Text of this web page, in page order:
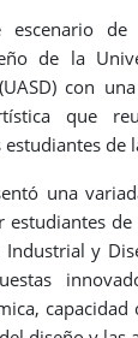
escenario
de la
con
que
de
una
estudiantes
y